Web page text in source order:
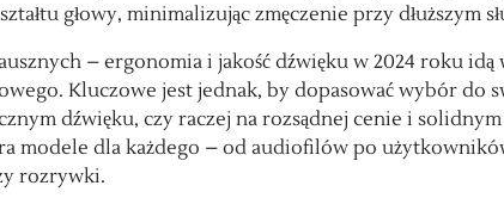
głowy, minimalizując zmęczenie przy dłuższym
– ergonomia i jakość dźwięku w 2024 roku
Kluczowe jest jednak, by dopasować wybór do
dźwięku, czy raczej na rozsądnej cenie i
modele dla każdego – od audiofilów po
rozrywki.